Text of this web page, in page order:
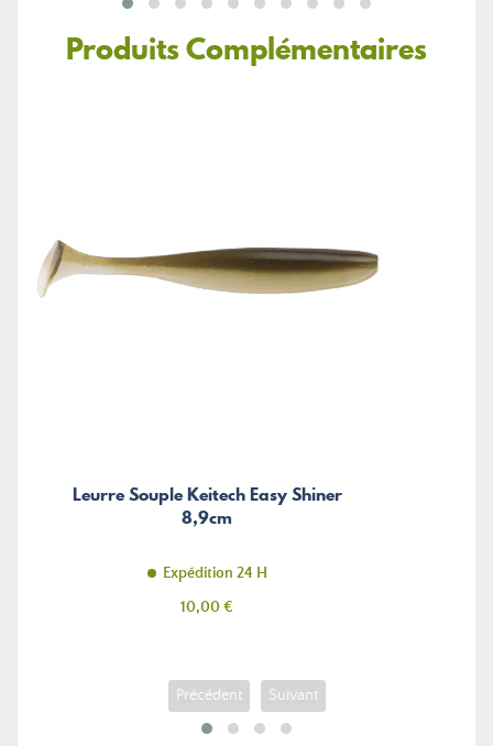
Produits Complémentaires
Leurre Souple Keitech Easy Shiner
8,9cm
Expédition 24 H
Prix
10,00 €
Précédent Suivant